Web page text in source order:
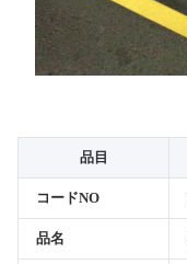
品目
コードNO
品名